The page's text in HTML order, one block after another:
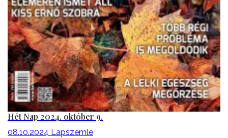
Hét Nap 2024. október 9.
08.10.2024 Lapszemle